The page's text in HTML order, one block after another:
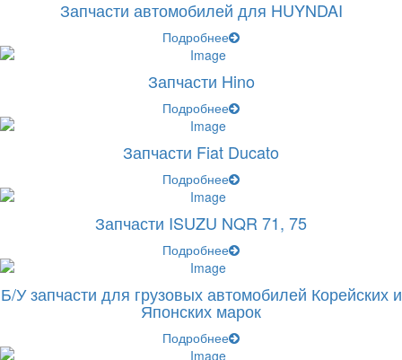
Запчасти автомобилей для HUYNDAI
Подробнее
Запчасти Hino
Подробнее
Запчасти Fiat Ducato
Подробнее
Запчасти ISUZU NQR 71, 75
Подробнее
Б/У запчасти для грузовых автомобилей Корейских и
Японских марок
Подробнее